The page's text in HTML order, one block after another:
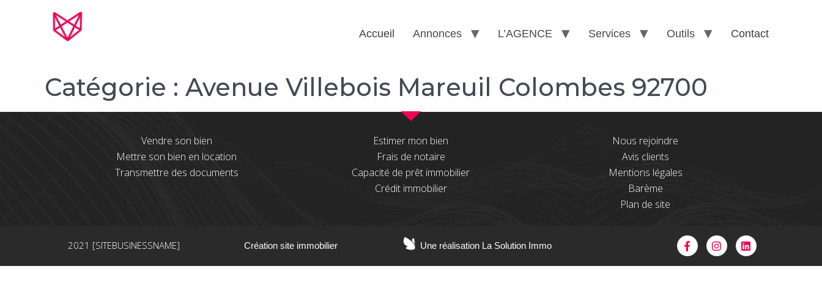
Accueil Annonces L’AGENCE Services Outils Contact
Catégorie : Avenue Villebois Mareuil Colombes 92700
Vendre son bien
Mettre son bien en location
Transmettre des documents
Estimer mon bien
Frais de notaire
Capacité de prêt immobilier
Crédit immobilier
Nous rejoindre
Avis clients
Mentions légales
Barème
Plan de site
2021 [SITEBUSINESSNAME] Création site immobilier Une réalisation La Solution Immo